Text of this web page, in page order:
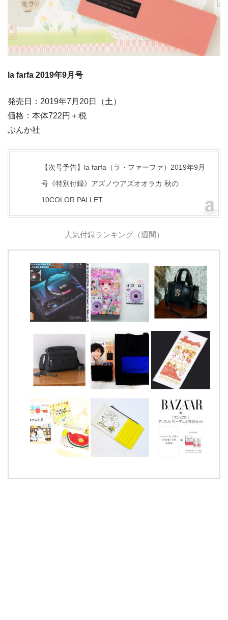
la farfa 2019年9月号
発売日：2019年7月20日（土）
価格：本体722円＋税
ぶんか社
【次号予告】la farfa（ラ・ファーファ）2019年9月
号《特別付録》アズノウアズオオラカ 秋の
10COLOR PALLET
人気付録ランキング（週間）